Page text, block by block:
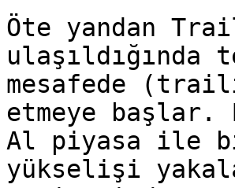
Öte yandan
ulaşıldığında
mesafede
etmeye başlar.
Al piyasa ile
yükselişi